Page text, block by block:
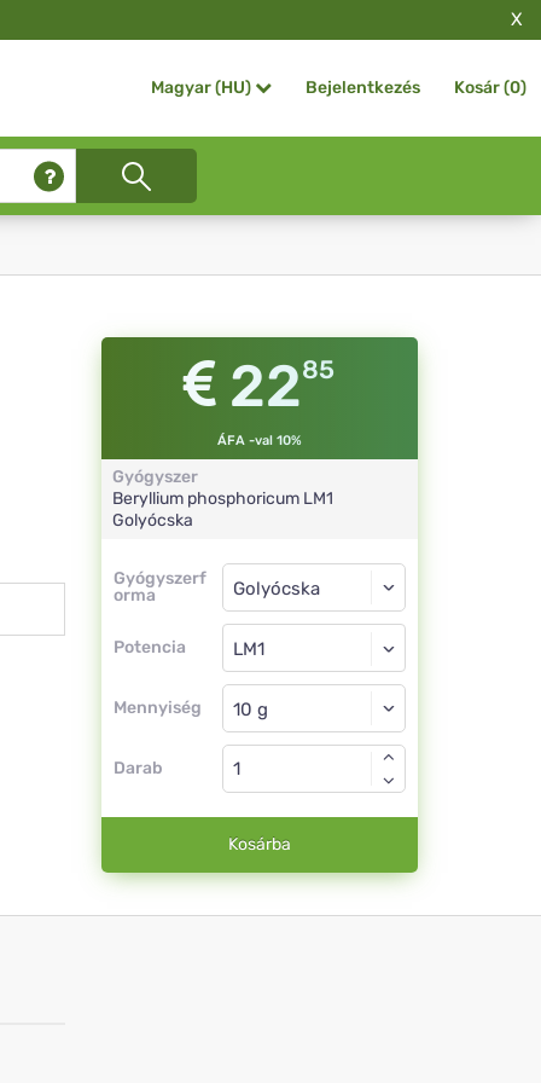
X
Magyar (HU) Bejelentkezés Kosár (0)
2285
ÁFA -val 10%
Gyógyszer
Beryllium phosphoricum LM1
Golyócska
Gyógyszerf
orma
Gyógyszerforma
Potencia
Golyócska
LM1
Mennyiség
Golyócska
Darab
Kosárba